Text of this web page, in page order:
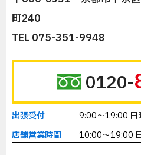
町240
TEL 075-351-9948
0120-
出張受付
9:00～19:00
店舗営業時間
10:00～19:00